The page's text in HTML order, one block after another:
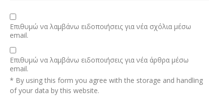
Επιθυμώ να λαμβάνω ειδοποιήσεις για νέα σχόλια μέσω
email.
Επιθυμώ να λαμβάνω ειδοποιήσεις για νέα άρθρα μέσω
email.
* By using this form you agree with the storage and handling
of your data by this website.